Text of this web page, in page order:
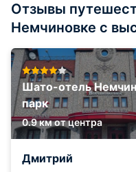
Отзывы
Немчиновке с
Шато-отель
парк
0.9 км от центра
Дмитрий